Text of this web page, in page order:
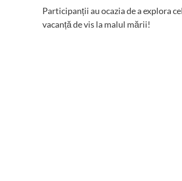
Participanții au ocazia de a explora
vacanță de vis la malul mării!